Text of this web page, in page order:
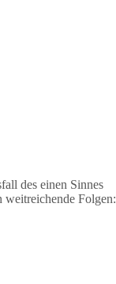
des einen Sinnes
weitreichende Folgen: